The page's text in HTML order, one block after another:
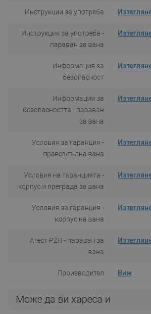
Инструкции за употреба
Инструкция за употреба -
параван за вана
Информация за
безопасност
Информация за
безопасността - параван
за вана
Условия за гаранция -
правоъгълна вана
Условия на гаранцията -
корпус и преграда за вана
Условия за гаранция -
корпус на вана
Атест PZH - параван за
вана
Производител Виж
Може да ви хареса и